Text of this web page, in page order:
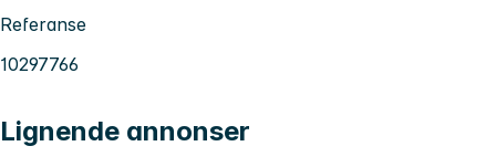
Referanse
10297766
Lignende annonser